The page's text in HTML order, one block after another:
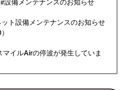
ト設備メンテナンスのお知らせ
イルAirの停波が発生していま